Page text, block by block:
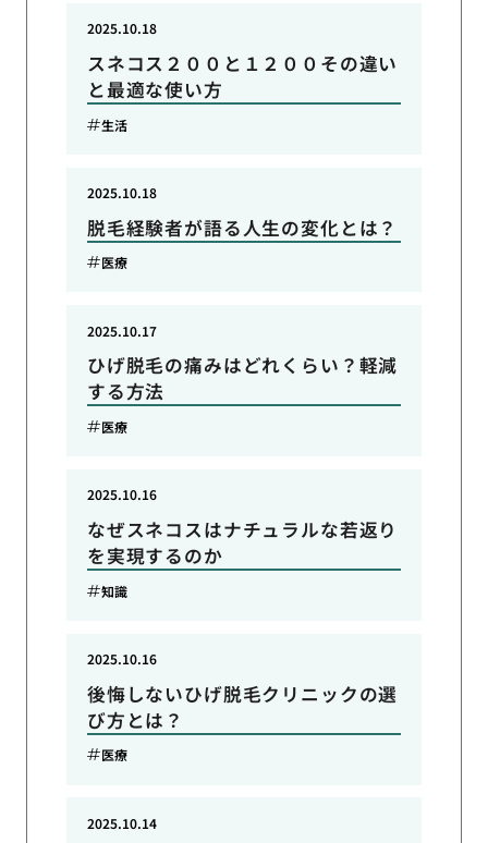
スネコス２００と１２００その違い
と最適な使い方
2025.10.18
生活
脱毛経験者が語る人生の変化とは？
2025.10.18
医療
ひげ脱毛の痛みはどれくらい？軽減
する方法
2025.10.17
医療
なぜスネコスはナチュラルな若返り
を実現するのか
2025.10.16
知識
後悔しないひげ脱毛クリニックの選
び方とは？
2025.10.16
医療
2025.10.14